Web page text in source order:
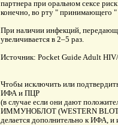
партнера при оральном сексе
конечно, во рту " принимающего
При наличии инфекций,
увеличивается в 2–5 раз.
Источник: Pocket Guide Adult
Чтобы исключить или
ИФА и ПЦР
(в случае если они дают
ИММУНОБЛОТ (WESTERN BLOT) -
делается дополнительно к ИФА, и